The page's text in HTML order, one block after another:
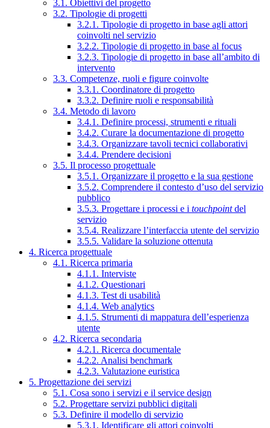
3.1. Obiettivi del progetto
3.2. Tipologie di progetti
3.2.1. Tipologie di progetto in base agli attori
coinvolti nel servizio
3.2.2. Tipologie di progetto in base al focus
3.2.3. Tipologie di progetto in base all’ambito di
intervento
3.3. Competenze, ruoli e figure coinvolte
3.3.1. Coordinatore di progetto
3.3.2. Definire ruoli e responsabilità
3.4. Metodo di lavoro
3.4.1. Definire processi, strumenti e rituali
3.4.2. Curare la documentazione di progetto
3.4.3. Organizzare tavoli tecnici collaborativi
3.4.4. Prendere decisioni
3.5. Il processo progettuale
3.5.1. Organizzare il progetto e la sua gestione
3.5.2. Comprendere il contesto d’uso del servizio
pubblico
3.5.3. Progettare i processi e i touchpointdel
servizio
3.5.4. Realizzare l’interfaccia utente del servizio
3.5.5. Validare la soluzione ottenuta
4. Ricerca progettuale
4.1. Ricerca primaria
4.1.1. Interviste
4.1.2. Questionari
4.1.3. Test di usabilità
4.1.4. Web analytics
4.1.5. Strumenti di mappatura dell’esperienza
utente
4.2. Ricerca secondaria
4.2.1. Ricerca documentale
4.2.2. Analisi benchmark
4.2.3. Valutazione euristica
5. Progettazione dei servizi
5.1. Cosa sono i servizi e il service design
5.2. Progettare servizi pubblici digitali
5.3. Definire il modello di servizio
5.3.1. Identificare gli attori coinvolti